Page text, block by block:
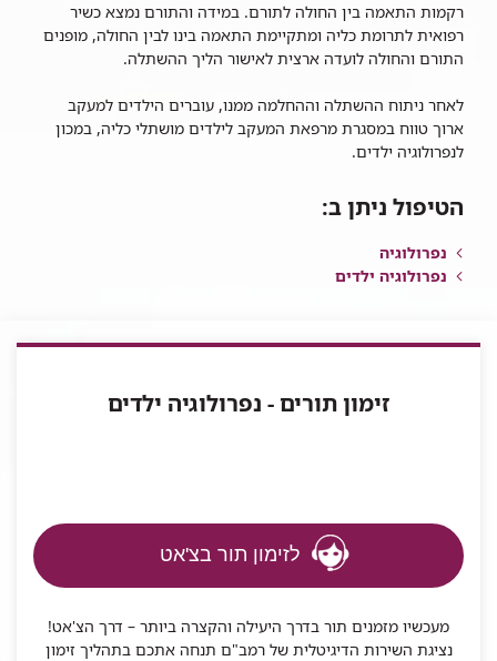
רקמות התאמה בין החולה לתורם. במידה והתורם נמצא כשיר
רפואית לתרומת כליה ומתקיימת התאמה בינו לבין החולה, מופנים
התורם והחולה לועדה ארצית לאישור הליך ההשתלה.
לאחר ניתוח ההשתלה וההחלמה ממנו, עוברים הילדים למעקב
ארוך טווח במסגרת מרפאת המעקב לילדים מושתלי כליה, במכון
לנפרולוגיה ילדים.
הטיפול ניתן ב:
נפרולוגיה
נפרולוגיה ילדים
זימון תורים - נפרולוגיה ילדים
לזימון תור בצ'אט
מעכשיו מזמנים תור בדרך היעילה והקצרה ביותר – דרך הצ'אט!
נציגת השירות הדיגיטלית של רמב"ם תנחה אתכם בתהליך זימון